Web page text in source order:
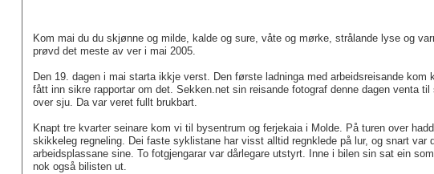
Kom mai du du skjønne og milde, kalde og sure, våte og mørke, strålande lyse og
prøvd det meste av ver i mai 2005.
Den 19. dagen i mai starta ikkje verst. Den første ladninga med arbeidsreisande
fått inn sikre rapportar om det. Sekken.net sin reisande fotograf denne dagen venta
over sju. Da var veret fullt brukbart.
Knapt tre kvarter seinare kom vi til bysentrum og ferjekaia i Molde. På turen over
skikkeleg regneling. Dei faste syklistane har visst alltid regnklede på lur, og snart var
arbeidsplassane sine. To fotgjengarar var dårlegare utstyrt. Inne i bilen sin sat ein
nok også bilisten ut.